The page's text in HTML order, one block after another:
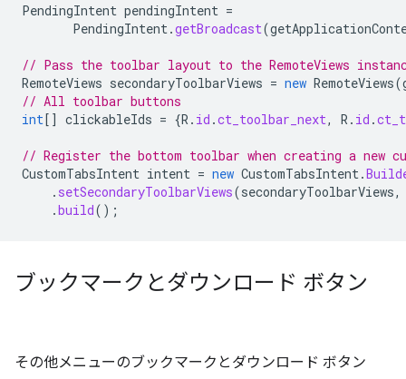
PendingIntent pendingIntent =
PendingIntent .getBroadcast(
// Pass the toolbar layout to the RemoteViews
RemoteViews secondaryToolbarViews = new RemoteViews(
// All toolbar buttons
int[] clickableIds = {R . id .ct_toolbar_next, R . id .
// Register the bottom toolbar when creating a new
CustomTabsIntent intent = new CustomTabsIntent .
. setSecondaryToolbarViews(secondaryToolbarViews,
.build();
ブックマークとダウンロード ボタン
その他メニューのブックマークとダウンロード ボタン